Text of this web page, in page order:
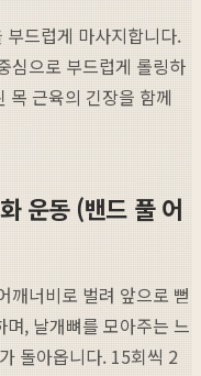
드럽게 마사지합니다.
심으로 부드럽게 롤링하
목 근육의 긴장을 함께
운동 (밴드 풀 어
깨너비로 벌려 앞으로 뻗
, 날개뼈를 모아주는 느
돌아옵니다. 15회씩 2